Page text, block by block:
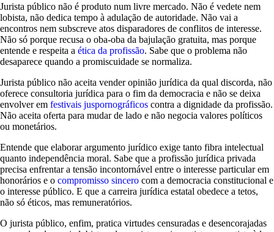
Jurista público não é produto num livre mercado. Não é vedete nem
lobista, não dedica tempo à adulação de autoridade. Não vai a
encontros nem subscreve atos disparadores de conflitos de interesse.
Não só porque recusa o oba-oba da bajulação gratuita, mas porque
entende e respeita a ética da profissão. Sabe que o problema não
desaparece quando a promiscuidade se normaliza.
Jurista público não aceita vender opinião jurídica da qual discorda, não
oferece consultoria jurídica para o fim da democracia e não se deixa
envolver em festivais juspornográficos contra a dignidade da profissão.
Não aceita oferta para mudar de lado e não negocia valores políticos
ou monetários.
Entende que elaborar argumento jurídico exige tanto fibra intelectual
quanto independência moral. Sabe que a profissão jurídica privada
precisa enfrentar a tensão incontornável entre o interesse particular em
honorários e o compromisso sincero com a democracia constitucional e
o interesse público. E que a carreira jurídica estatal obedece a tetos,
não só éticos, mas remuneratórios.
O jurista público, enfim, pratica virtudes censuradas e desencorajadas